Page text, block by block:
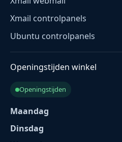
Xmail controlpanels
Ubuntu controlpanels
Openingstijden winkel
Openingstijden
Maandag
Dinsdag